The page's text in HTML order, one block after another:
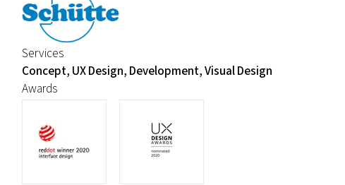
Services
Concept, UX Design, Development, Visual Design
Awards